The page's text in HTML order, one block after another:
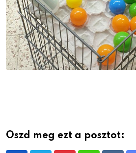
Oszd meg ezt a posztot: